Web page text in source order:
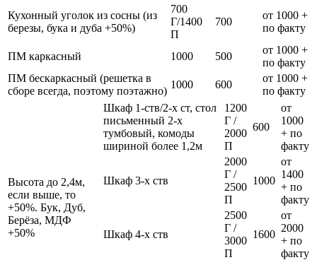
Кухонный уголок из сосны (из
березы, бука и дуба +50%)
700
Г/1400
П
700
от 1000 +
по факту
ПМ каркасный 1000 500
от 1000 +
по факту
ПМ бескаркасный (решетка в
сборе всегда, поэтому поэтажно)
1000 600
от 1000 +
по факту
Высота до 2,4м,
если выше, то
+50%. Бук, Дуб,
Берёза, МДФ
+50%
Шкаф 1-ств/2-х ст, стол
письменный 2-х
тумбовый, комоды
шириной более 1,2м
1200
Г /
2000
П
600
от
1000
+ по
факту
Шкаф 3-х ств
2000
Г /
2500
П
1000
от
1400
+ по
факту
Шкаф 4-х ств
2500
Г /
3000
П
1600
от
2000
+ по
факту